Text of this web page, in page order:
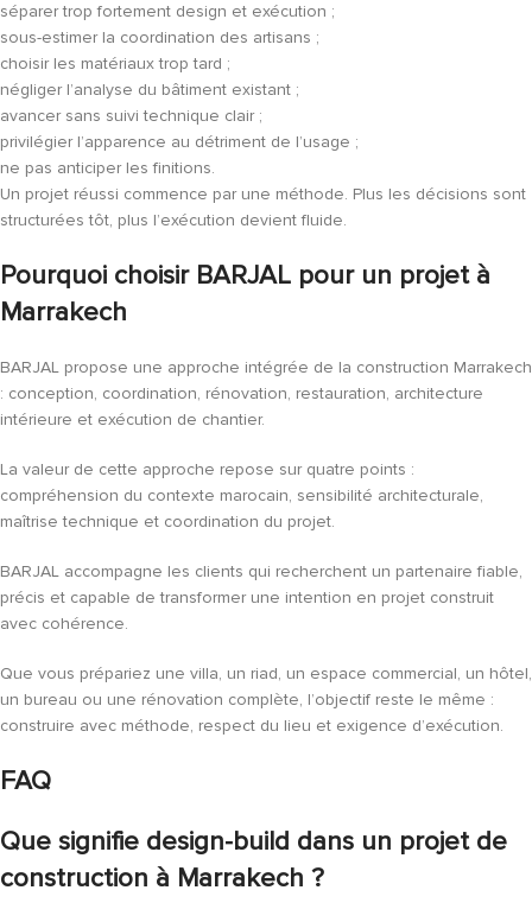
séparer trop fortement design et exécution ;
sous-estimer la coordination des artisans ;
choisir les matériaux trop tard ;
négliger l’analyse du bâtiment existant ;
avancer sans suivi technique clair ;
privilégier l’apparence au détriment de l’usage ;
ne pas anticiper les finitions.
Un projet réussi commence par une méthode. Plus les décisions sont
structurées tôt, plus l’exécution devient fluide.
Pourquoi choisir BARJAL pour un projet à
Marrakech
BARJAL propose une approche intégrée de la construction Marrakech
: conception, coordination, rénovation, restauration, architecture
intérieure et exécution de chantier.
La valeur de cette approche repose sur quatre points :
compréhension du contexte marocain, sensibilité architecturale,
maîtrise technique et coordination du projet.
BARJAL accompagne les clients qui recherchent un partenaire fiable,
précis et capable de transformer une intention en projet construit
avec cohérence.
Que vous prépariez une villa, un riad, un espace commercial, un hôtel,
un bureau ou une rénovation complète, l’objectif reste le même :
construire avec méthode, respect du lieu et exigence d’exécution.
FAQ
Que signifie design-build dans un projet de
construction à Marrakech ?